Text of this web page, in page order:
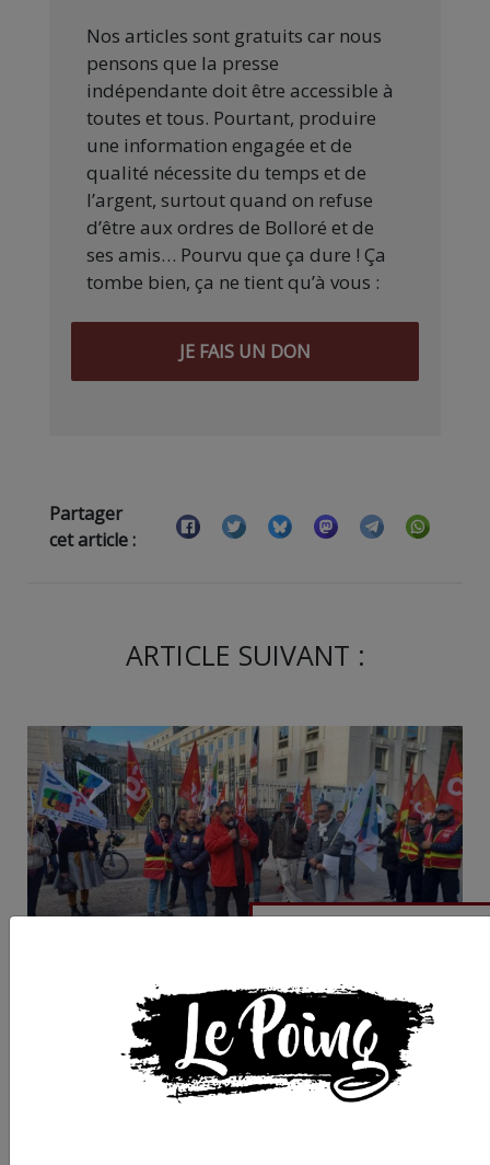
Nos articles sont gratuits car nous
pensons que la presse
indépendante doit être accessible à
toutes et tous. Pourtant, produire
une information engagée et de
qualité nécessite du temps et de
l’argent, surtout quand on refuse
d’être aux ordres de Bolloré et de
ses amis… Pourvu que ça dure ! Ça
tombe bien, ça ne tient qu’à vous :
JE FAIS UN DON
Partager
cet article :
ARTICLE SUIVANT :
du fret : à
un rassemblement
fourni